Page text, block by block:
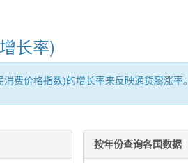
长率)
费价格指数)的增长率来反映通货膨涨率。
按年份查询各国数据